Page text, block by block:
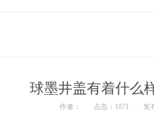
球墨井盖有着什么
作者： 点击：1071 发